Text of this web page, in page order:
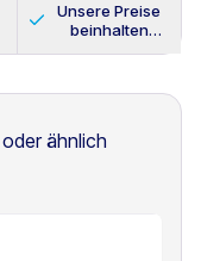
Unsere Preise
beinhalten
oder ähnlich